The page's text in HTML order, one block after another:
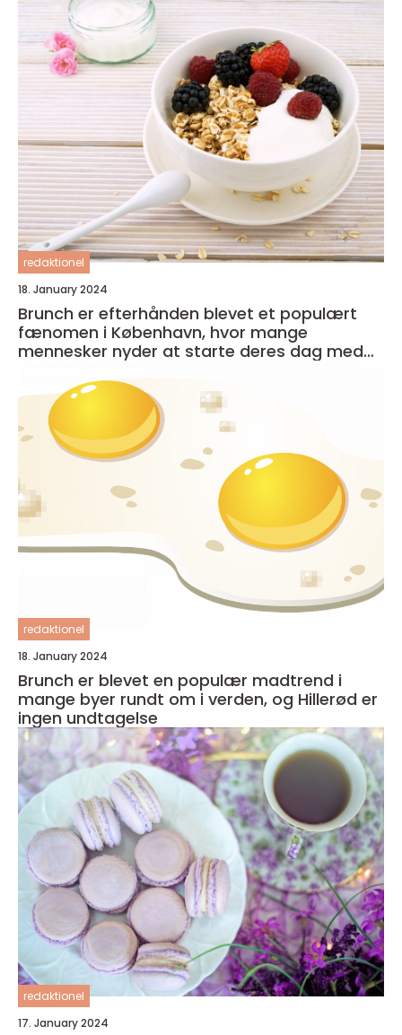
redaktionel
18. January 2024
Brunch er efterhånden blevet et populært
fænomen i København, hvor mange
mennesker nyder at starte deres dag med
redaktionel
18. January 2024
Brunch er blevet en populær madtrend i
mange byer rundt om i verden, og Hillerød er
ingen undtagelse
redaktionel
17. January 2024